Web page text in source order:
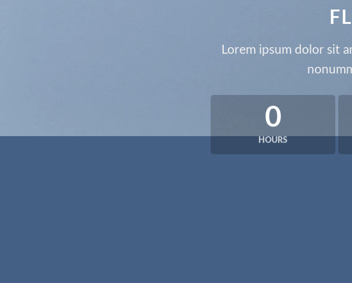
Lorem ipsum dolor sit
0
HOURS